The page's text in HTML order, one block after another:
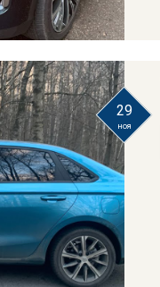
29
ноя